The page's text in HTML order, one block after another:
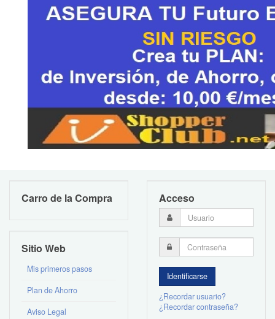
Carro de la Compra
Sitio Web
Mis primeros pasos
Plan de Ahorro
Aviso Legal
Acceso
¿Recordar usuario?
¿Recordar contraseña?